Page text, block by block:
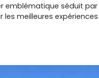
séduit
meilleures